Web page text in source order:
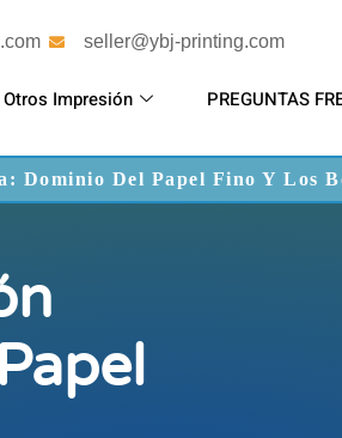
seller@ybj-printing.com
Otros Impresión PREGUNTAS
Dominio Del Papel Fino Y Los